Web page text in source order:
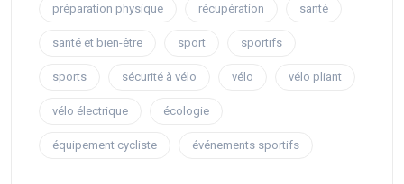
préparation physique récupération santé
santé et bien-être sport sportifs
sports sécurité à vélo vélo vélo pliant
vélo électrique écologie
équipement cycliste événements sportifs